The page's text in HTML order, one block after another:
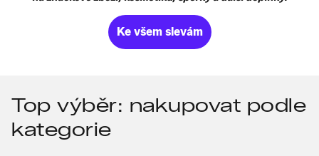
Ke všem slevám
Top výběr: nakupovat podle
kategorie